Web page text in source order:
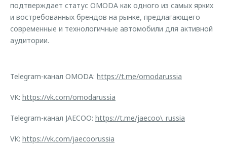
подтверждает статус OMODA как одного из самых ярких
и востребованных брендов на рынке, предлагающего
современные и технологичные автомобили для активной
аудитории.
Telegram-канал OMODA: https://t.me/omodarussia
VK: https://vk.com/omodarussia
Telegram-канал JAECOO: https://t.me/jaecoo\_russia
VK: https://vk.com/jaecoorussia